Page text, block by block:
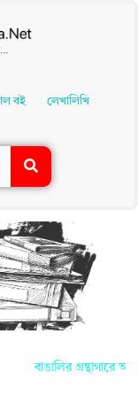
বই লেখালিখি
বাঙালির গ্রন্থাগারে